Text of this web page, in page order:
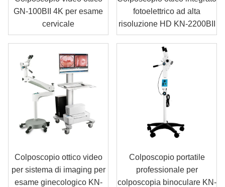
GN-100BII 4K per esame
cervicale
fotoelettrico ad alta
risoluzione HD KN-2200BII
Colposcopio ottico video
per sistema di imaging per
esame ginecologico KN-
Colposcopio portatile
professionale per
colposcopia binoculare KN-